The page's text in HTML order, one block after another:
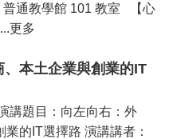
普通教學館 101 教室 【心
更多
、本土企業與創業的IT
講題目：向左向右：外
的IT選擇路 演講講者：